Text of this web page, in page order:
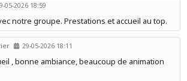
05-2026 18:59
notre groupe. Prestations et accueil au top.
29-05-2026 18:11
, bonne ambiance, beaucoup de animation